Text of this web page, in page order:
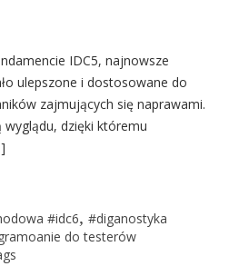
IDC5, najnowsze
ulepszone i dostosowane do
zajmujących się naprawami.
dzięki któremu
#idc6 #diganostyka
do testerów